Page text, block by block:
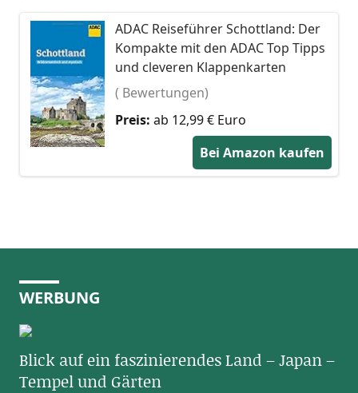
ADAC Reiseführer Schottland: Der
Kompakte mit den ADAC Top Tipps
und cleveren Klappenkarten
( Bewertungen)
Preis: ab 12,99 € Euro
Bei Amazon kaufen
WERBUNG
Blick auf ein faszinierendes Land – Japan –
Tempel und Gärten